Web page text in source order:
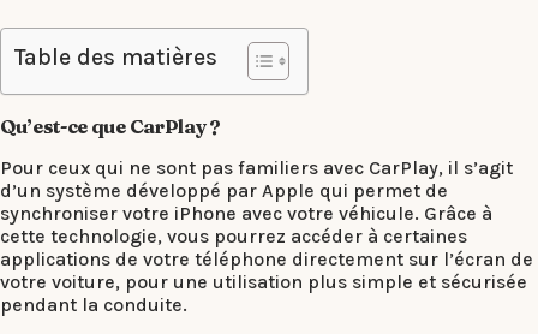
Table des matières
Qu’est-ce que CarPlay ?
Pour ceux qui ne sont pas familiers avec CarPlay, il s’agit
d’un système développé par Apple qui permet de
synchroniser votre iPhone avec votre véhicule. Grâce à
cette technologie, vous pourrez accéder à certaines
applications de votre téléphone directement sur l’écran de
votre voiture, pour une utilisation plus simple et sécurisée
pendant la conduite.